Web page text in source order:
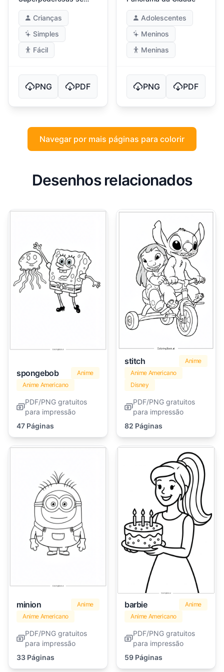
Abraçando
Crianças
Simples
Fácil
PNG PDF
Adolescentes
Meninos
Meninas
PNG PDF
Navegar por mais páginas para colorir
Desenhos relacionados
spongebob
Anime
Anime Americano
PDF/PNG gratuitos
para impressão
47 Páginas
stitch
Anime
Anime Americano
Disney
PDF/PNG gratuitos
para impressão
82 Páginas
minion
Anime
Anime Americano
PDF/PNG gratuitos
para impressão
33 Páginas
barbie
Anime
Anime Americano
PDF/PNG gratuitos
para impressão
59 Páginas